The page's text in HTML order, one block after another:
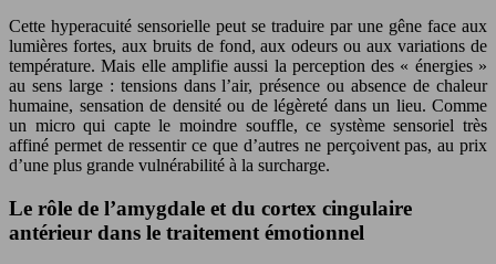
Cette hyperacuité sensorielle peut se traduire par une gêne face aux
lumières fortes, aux bruits de fond, aux odeurs ou aux variations de
température. Mais elle amplifie aussi la perception des « énergies »
au sens large : tensions dans l’air, présence ou absence de chaleur
humaine, sensation de densité ou de légèreté dans un lieu. Comme
un micro qui capte le moindre souffle, ce système sensoriel très
affiné permet de ressentir ce que d’autres ne perçoivent pas, au prix
d’une plus grande vulnérabilité à la surcharge.
Le rôle de l’amygdale et du cortex cingulaire
antérieur dans le traitement émotionnel